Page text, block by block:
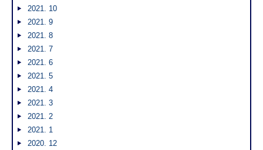
2021. 10
2021. 9
2021. 8
2021. 7
2021. 6
2021. 5
2021. 4
2021. 3
2021. 2
2021. 1
2020. 12